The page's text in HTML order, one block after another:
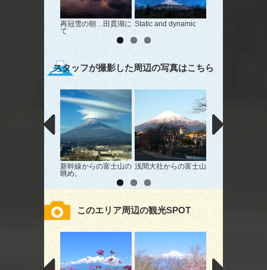
再冠雪の朝…田貫湖に
て
Static and dynamic
スタッフが撮影した周辺の写真はこちら
新幹線からの富士山の
眺め。
浅間大社からの富士山
このエリア周辺の観光SPOT